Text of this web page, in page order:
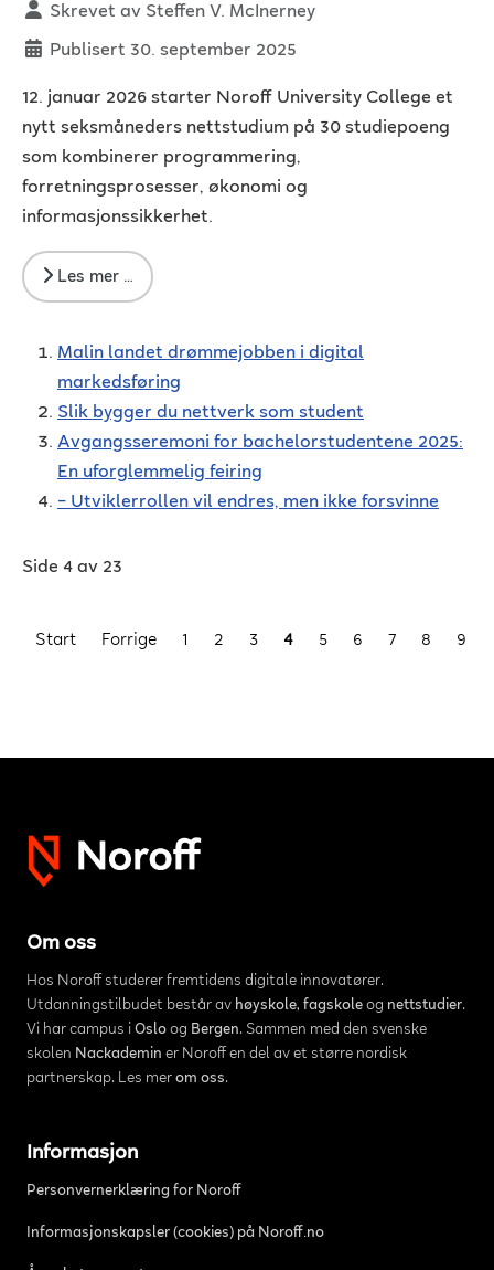
Detaljer
Skrevet av Steffen V. McInerney
Publisert 30. september 2025
12. januar 2026 starter Noroff University College et
nytt seksmåneders nettstudium på 30 studiepoeng
som kombinerer programmering,
forretningsprosesser, økonomi og
informasjonssikkerhet.
Les mer …
Malin landet drømmejobben i digital
markedsføring
Slik bygger du nettverk som student
Avgangsseremoni for bachelorstudentene 2025:
En uforglemmelig feiring
– Utviklerrollen vil endres, men ikke forsvinne
Side 4 av 23
Start Forrige 1 2 3 4 5 6 7 8 9
Om oss
Hos Noroff studerer fremtidens digitale innovatører.
Utdanningstilbudet består av høyskole, fagskoleog nettstudier.
Vi har campus i Osloog Bergen. Sammen med den svenske
skolen Nackademin er Noroff en del av et større nordisk
partnerskap. Les mer om oss.
Informasjon
Personvernerklæring for Noroff
Informasjonskapsler (cookies) på Noroff.no